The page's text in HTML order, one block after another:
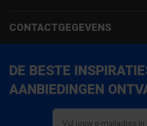
CONTACTGEGEVENS
DE BESTE
AANBIEDINGEN